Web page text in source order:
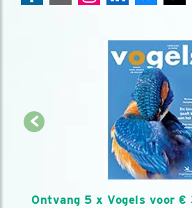
Ontvang 5 x Vogels voor